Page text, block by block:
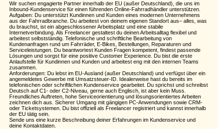
Wir suchen engagierte Partner innerhalb der EU (außer Deutschland), die uns im
Inbound-Kundenservice für einen führenden Online-Fahrradhändler unterstützen.
Aufgaben: Du unterstützt Kundinnen und Kunden eines modernen Unternehmens
aus der Fahrradbranche. Du arbeitest von deinem eigenen Standort aus– alles, was
du brauchst, ist ein abgeschlossener Arbeitsplatz und eine stabile
Internetverbindung. Als Freelancer gestaltest du deinen Arbeitsalltag flexibel und
arbeitest selbstständig. Telefonische und schriftliche Bearbeitung von
Kundenanfragen rund um Fahrräder, E-Bikes, Bestellungen, Reparaturen und
Serviceleistungen. Du beantwortest Kunden Fragen kompetent, findest passende
Lösungen und sorgst für eine positive Customer Experience. Du bist die erste
Anlaufstelle für Kundinnen und Kunden und arbeitest eng mit den internen Teams
zusammen.
Anforderungen: Du lebst im EU-Ausland (außer Deutschland) und verfügst über ein
angemeldetes Gewerbe mit Umsatzsteuer-ID. Idealerweise hast du bereits im
telefonischen oder schriftlichen Kundenservice gearbeitet. Du sprichst und schreibst
Deutsch auf C1- oder C2-Niveau, gerne auch Englisch, ist aber kein Muss.
Freundliches Auftreten, hohe Serviceorientierung und lösungsorientiertes Arbeiten
zeichnen dich aus. Sicherer Umgang mit gängigen PC-Anwendungen sowie CRM-
oder Ticketsystemen. Du bist offiziell als Freelancer registriert und kannst innerhalb
der EU tätig sein.
Sende uns eine kurze Beschreibung deiner Erfahrungen im Kundenservice und
deine Kontaktdaten.